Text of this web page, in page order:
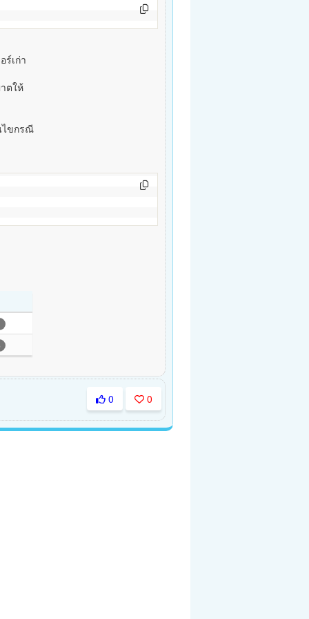
เก่า
ตให้
ไขกรณี
0 0